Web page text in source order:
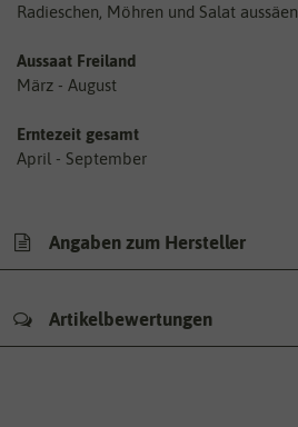
Radieschen, Möhren und Salat aussäen.
Aussaat Freiland
März - August
Erntezeit gesamt
April - September
Angaben zum Hersteller
Artikelbewertungen